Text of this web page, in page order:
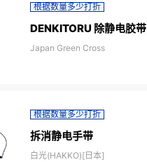
根据数量多少打折
DENKITORU 除静电胶带
Japan Green Cross
根据数量多少打折
拆消静电手带
白光(HAKKO)[日本]